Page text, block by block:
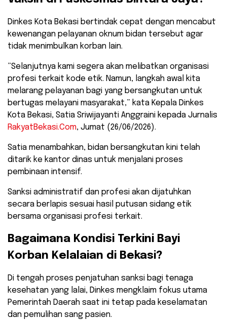
​Dinkes Kota Bekasi bertindak cepat dengan mencabut
kewenangan pelayanan oknum bidan tersebut agar
tidak menimbulkan korban lain.
​”Selanjutnya kami segera akan melibatkan organisasi
profesi terkait kode etik. Namun, langkah awal kita
melarang pelayanan bagi yang bersangkutan untuk
bertugas melayani masyarakat,” kata Kepala Dinkes
Kota Bekasi, Satia Sriwijayanti Anggraini kepada Jurnalis
RakyatBekasi.Com, Jumat (26/06/2026).
​Satia menambahkan, bidan bersangkutan kini telah
ditarik ke kantor dinas untuk menjalani proses
pembinaan intensif.
Sanksi administratif dan profesi akan dijatuhkan
secara berlapis sesuai hasil putusan sidang etik
bersama organisasi profesi terkait.
​Bagaimana Kondisi Terkini Bayi
Korban Kelalaian di Bekasi?
​Di tengah proses penjatuhan sanksi bagi tenaga
kesehatan yang lalai, Dinkes mengklaim fokus utama
Pemerintah Daerah saat ini tetap pada keselamatan
dan pemulihan sang pasien.